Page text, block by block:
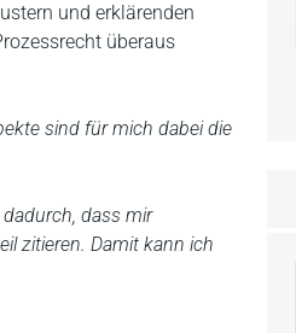
und erklärenden
überaus
sind für mich dabei die
dass mir
zitieren. Damit kann ich